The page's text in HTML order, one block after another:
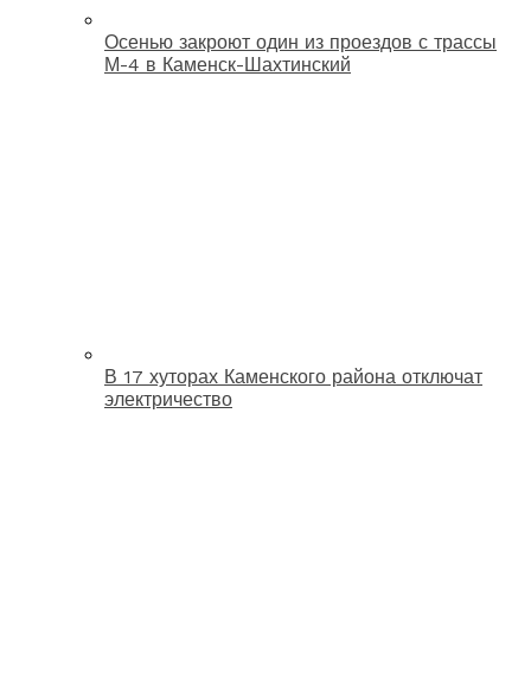
Осенью закроют один из проездов с трассы
М-4 в Каменск-Шахтинский
В 17 хуторах Каменского района отключат
электричество